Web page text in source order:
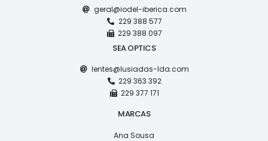
geral@iodel-iberica.com
229 388 577
229 388 097
SEA OPTICS
lentes@lusiadas-lda.com
229 363 392
229 377 171
MARCAS
Ana Sousa